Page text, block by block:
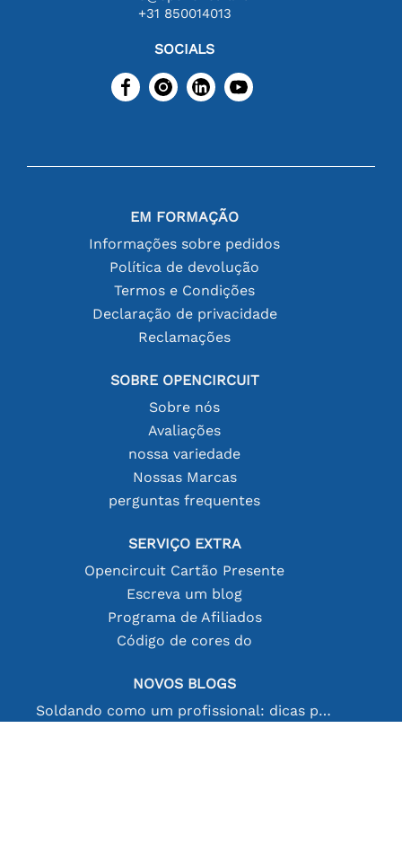
+31 850014013
SOCIALS
EM FORMAÇÃO
Informações sobre pedidos
Política de devolução
Termos e Condições
Declaração de privacidade
Reclamações
SOBRE OPENCIRCUIT
Sobre nós
Avaliações
nossa variedade
Nossas Marcas
perguntas frequentes
SERVIÇO EXTRA
Opencircuit Cartão Presente
Escreva um blog
Programa de Afiliados
Código de cores do
NOVOS BLOGS
Soldando como um profissional: dicas para conexões eletrônicas perfeitas